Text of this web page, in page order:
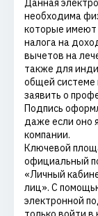
Данная
необходима
которые имеют
налога на
вычетов на
также для
общей системе
заявить о
Подпись
даже если оно
компании.
Ключевой
официальный
«Личный
лиц». С
электронной